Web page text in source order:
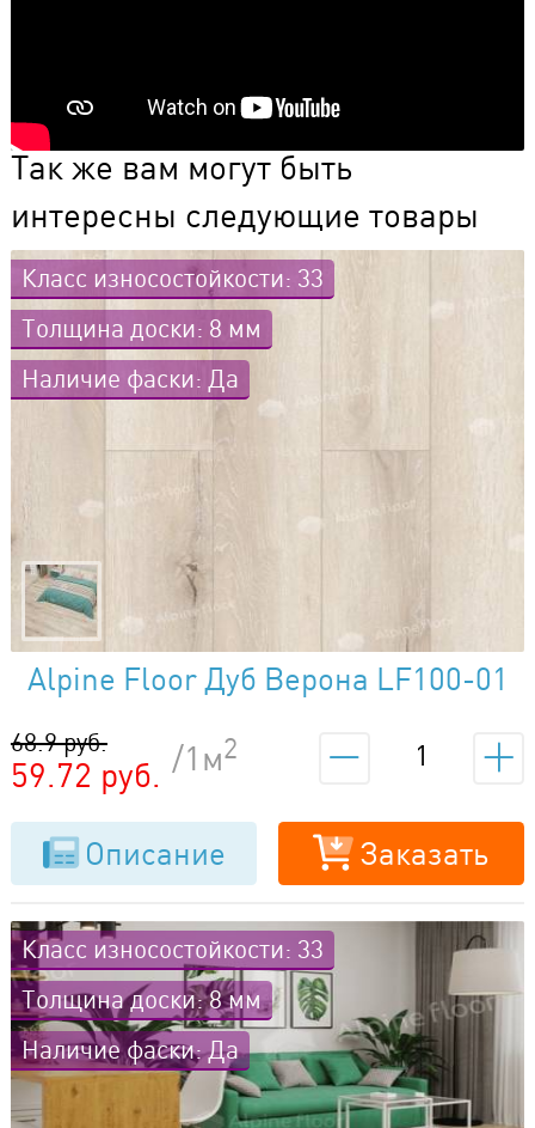
Так же вам могут быть
интересны следующие товары
Класс износостойкости: 33
Толщина доски: 8 мм
Наличие фаски: Да
Alpine Floor Дуб Верона LF100-01
59.72 руб.
68.9 руб. /1м2
Описание Заказать
Класс износостойкости: 33
Толщина доски: 8 мм
Наличие фаски: Да